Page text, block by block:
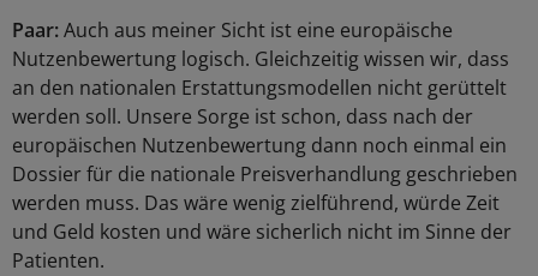
Paar:Auch aus meiner Sicht ist eine europäische
Nutzenbewertung logisch. Gleichzeitig wissen wir, dass
an den nationalen Erstattungsmodellen nicht gerüttelt
werden soll. Unsere Sorge ist schon, dass nach der
europäischen Nutzenbewertung dann noch einmal ein
Dossier für die nationale Preisverhandlung geschrieben
werden muss. Das wäre wenig zielführend, würde Zeit
und Geld kosten und wäre sicherlich nicht im Sinne der
Patienten.